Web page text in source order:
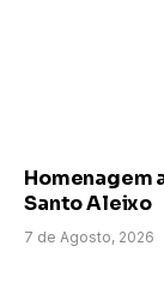
Homenagem
Santo Aleixo
7 de Agosto, 2026